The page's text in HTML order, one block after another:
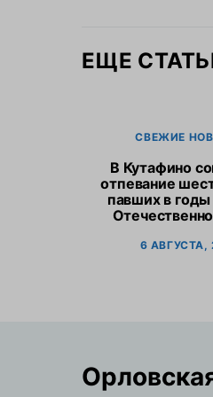
ЕЩЕ
СВЕЖИЕ
В Кутафино
отпевание
павших в
6 АВГУСТА,